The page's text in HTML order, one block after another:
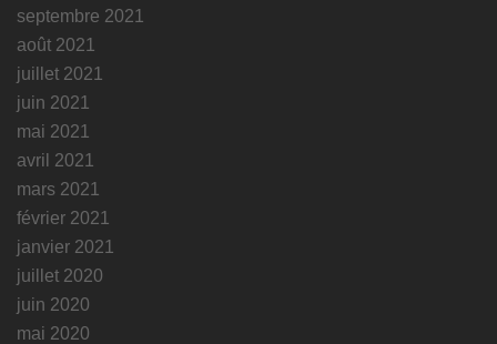
septembre 2021
août 2021
juillet 2021
juin 2021
mai 2021
avril 2021
mars 2021
février 2021
janvier 2021
juillet 2020
juin 2020
mai 2020